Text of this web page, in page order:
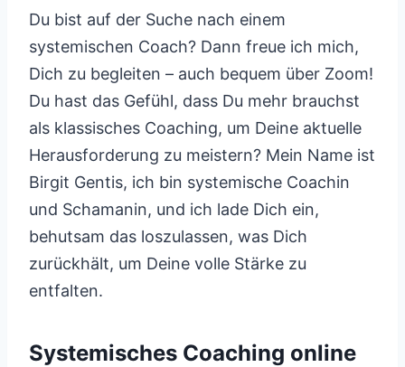
Du bist auf der Suche nach einem
systemischen Coach? Dann freue ich mich,
Dich zu begleiten – auch bequem über Zoom!
Du hast das Gefühl, dass Du mehr brauchst
als klassisches Coaching, um Deine aktuelle
Herausforderung zu meistern? Mein Name ist
Birgit Gentis, ich bin systemische Coachin
und Schamanin, und ich lade Dich ein,
behutsam das loszulassen, was Dich
zurückhält, um Deine volle Stärke zu
entfalten.
Systemisches Coaching online